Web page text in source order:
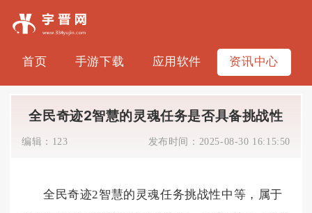
首页 手游下载 应用软件 资讯中心
全民奇迹2智慧的灵魂任务是否具备挑战性
编辑： 123 发布时间： 2025-08-30 16:15:50
全民奇迹2智慧的灵魂任务挑战性中等，属于